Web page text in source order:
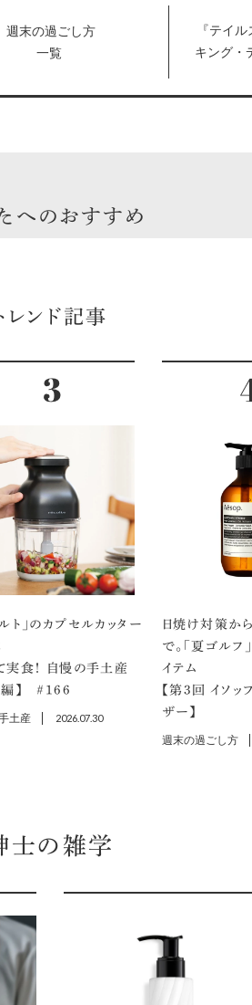
週末の過ごし方
一覧
『テイ
キング・
は？ #67
へのおすすめ
レンド記事
ルト」のカプセルカッター
実食！ 自慢の手土産
編】 ＃166
土産 2026.07.30
日焼け対策か
で。「夏ゴルフ
イテム
【第3回 イソッ
ザー】
週末の過ごし方
士の雑学